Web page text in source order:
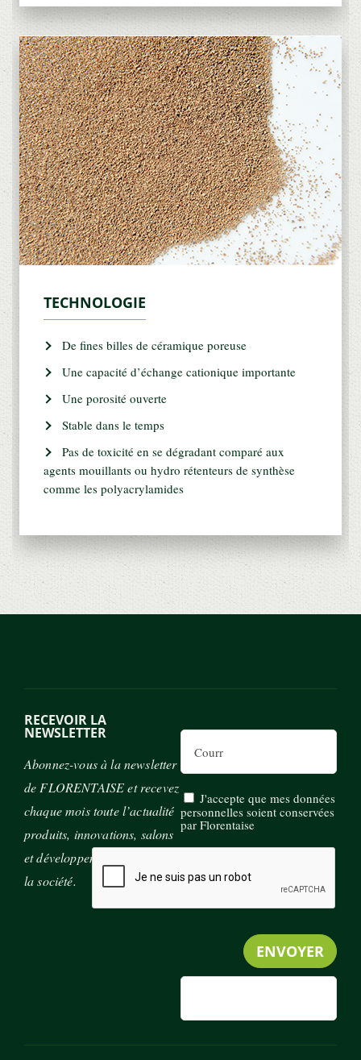
TECHNOLOGIE
De fines billes de céramique poreuse
Une capacité d’échange cationique importante
Une porosité ouverte
Stable dans le temps
Pas de toxicité en se dégradant comparé aux
agents mouillants ou hydro rétenteurs de synthèse
comme les polyacrylamides
RECEVOIR LA
NEWSLETTER
Abonnez-vous à la newsletter
de FLORENTAISE et recevez
chaque mois toute l’actualité
produits, innovations, salons
et développement durable de
la société.
Email
J'accepte que mes données
personnelles soient conservées
par Florentaise